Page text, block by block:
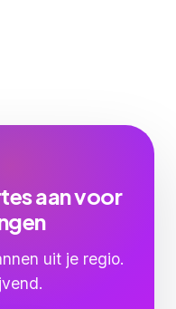
aan voor
uit je regio.